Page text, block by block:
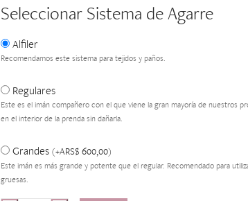
Seleccionar Sistema de Agarre
Alfiler
Recomendamos este sistema para tejidos y paños.
Regulares
Este es el imán compañero con el que viene la gran mayoría de nuestros
en el interior de la prenda sin dañarla.
Grandes (+ARS$ 600,00)
Este imán es más grande y potente que el regular. Recomendado para
gruesas.